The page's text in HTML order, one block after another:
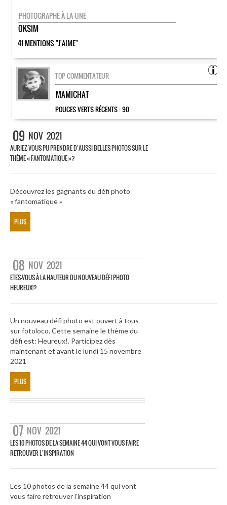
PHOTOGRAPHE À LA UNE
OKSIM
41 MENTIONS "J'AIME"
TOP COMMENTATEUR
MAMICHAT
POUCES VERTS RÉCENTS :90
09 NOV 2021
AURIEZ-VOUS PU PRENDRE D’AUSSI BELLES PHOTOS SUR LE
THÈME « FANTOMATIQUE »?
Découvrez les gagnants du défi photo
« fantomatique »
PLUS
08 NOV 2021
ETES-VOUS À LA HAUTEUR DU NOUVEAU DÉFI PHOTO
HEUREUX!?
Un nouveau défi photo est ouvert à tous
sur fotoloco. Cette semaine le thème du
défi est: Heureux!. Participez dès
maintenant et avant le lundi 15 novembre
2021
PLUS
07 NOV 2021
LES 10 PHOTOS DE LA SEMAINE 44 QUI VONT VOUS FAIRE
RETROUVER L’INSPIRATION
Les 10 photos de la semaine 44 qui vont
vous faire retrouver l’inspiration